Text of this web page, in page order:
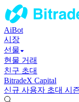
AiBot
시장
선물
현물 거래
친구 초대
BitradeX Capital
신규 사용자 초대 시